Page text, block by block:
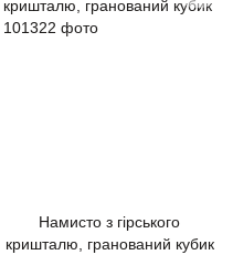
Намисто з гірського
кришталю, гранований кубик